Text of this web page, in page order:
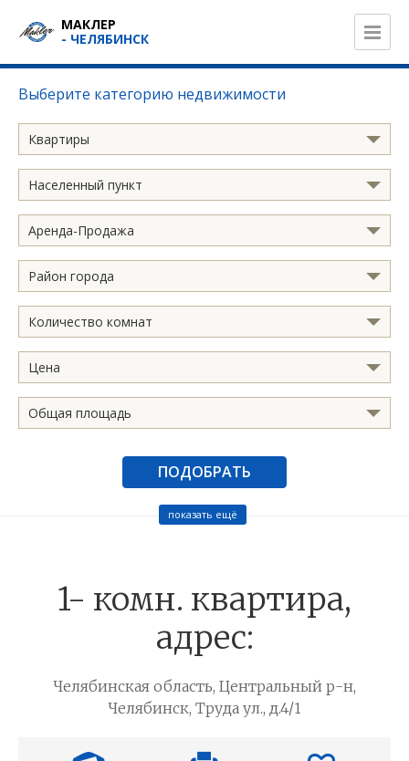
МАКЛЕР
- ЧЕЛЯБИНСК
Выберите категорию недвижимости
Квартиры
Населенный пункт
Аренда-Продажа
Район города
Количество комнат
Цена
Общая площадь
ПОДОБРАТЬ
показать ещё
1- комн. квартира,
адрес:
Челябинская область, Центральный р-н,
Челябинск, Труда ул., д.4/1